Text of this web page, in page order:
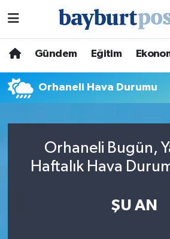
Gündem Eğitim
Orhaneli Hava Durumu
Orhaneli Bugün,
Haftalık Hava
ŞU AN
Hava Durumu
Süper Lig Puan Durumu ve